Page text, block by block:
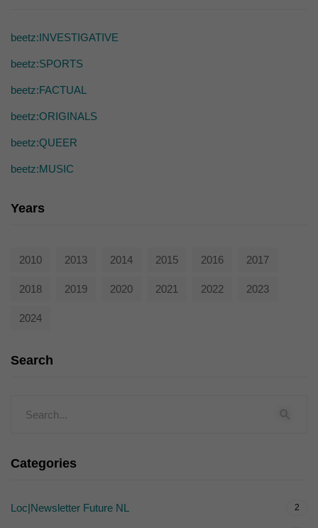
beetz:INVESTIGATIVE
beetz:SPORTS
beetz:FACTUAL
beetz:ORIGINALS
beetz:QUEER
beetz:MUSIC
Years
2010 2013 2014 2015 2016 2017
2018 2019 2020 2021 2022 2023
2024
Search
Categories
Loc|Newsletter Future NL 2
die einwandfreie Funktion der Website erforderlich.
standardmäßig blockiert. Wenn Cookies von externen Medien akzeptiert
mehr.